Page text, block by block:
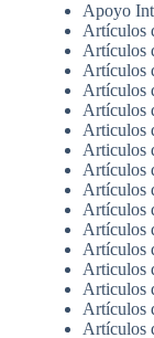
Apoyo
Artículos
Artículos
Artículos
Artículos
Artículos
Articulos
Articulos
Artículos
Artículos
Artículos
Artículos
Artículos
Articulos
Articulos
Artículos
Artículos